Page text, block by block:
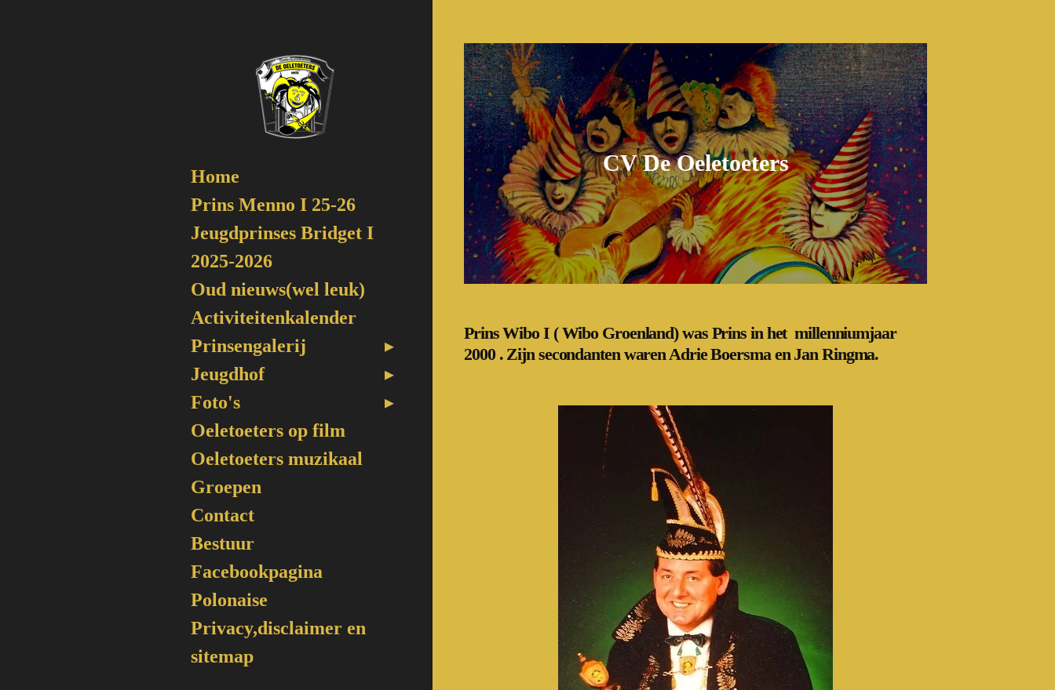
CV De Oeletoeters
Prins Wibo I ( Wibo Groenland) was Prins in het millenniumjaar
2000 . Zijn secondanten waren Adrie Boersma en Jan Ringma.
Home
Prins Menno I 25-26
Jeugdprinses Bridget I
2025-2026
Oud nieuws(wel leuk)
Activiteitenkalender
Prinsengalerij
Jeugdhof
Foto's
Oeletoeters op film
Oeletoeters muzikaal
Groepen
Contact
Bestuur
Facebookpagina
Polonaise
Privacy,disclaimer en
sitemap